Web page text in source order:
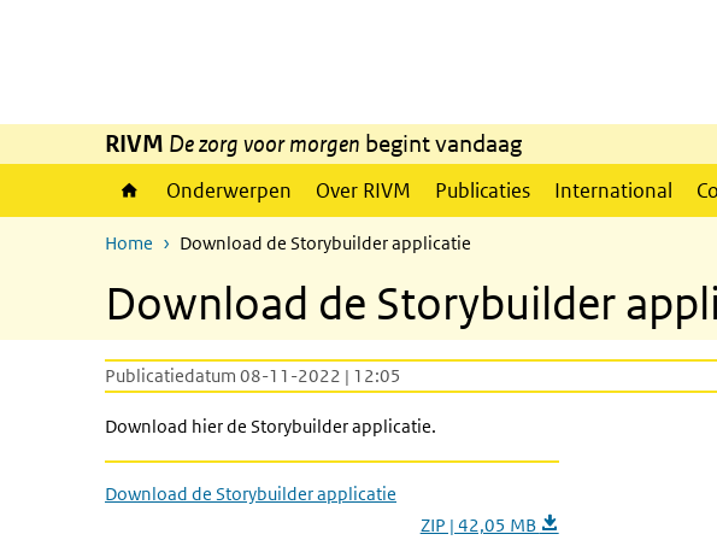
RIVM De zorg voor morgen begint vandaag
Onderwerpen Over RIVM Publicaties International
Home Download de Storybuilder applicatie
Download de Storybuilder
Publicatiedatum 08-11-2022 | 12:05
Download hier de Storybuilder applicatie.
Download de Storybuilder applicatie
ZIP | 42,05 MB